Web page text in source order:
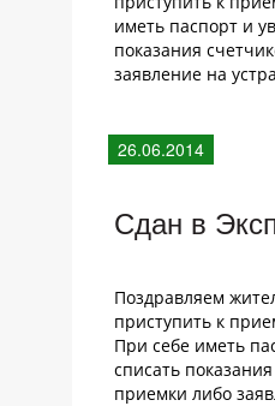
иметь паспорт и
показания
заявление на
26.06.2014
Сдан в
Поздравляем
приступить к
При себе иметь
списать
приемки либо